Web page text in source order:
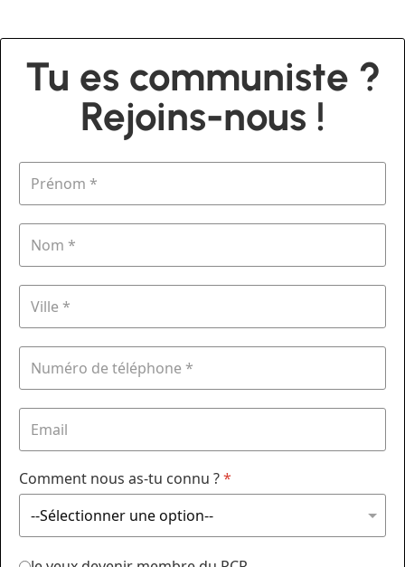
Tu es communiste ?
Rejoins-nous !
Comment nous as-tu connu ?*